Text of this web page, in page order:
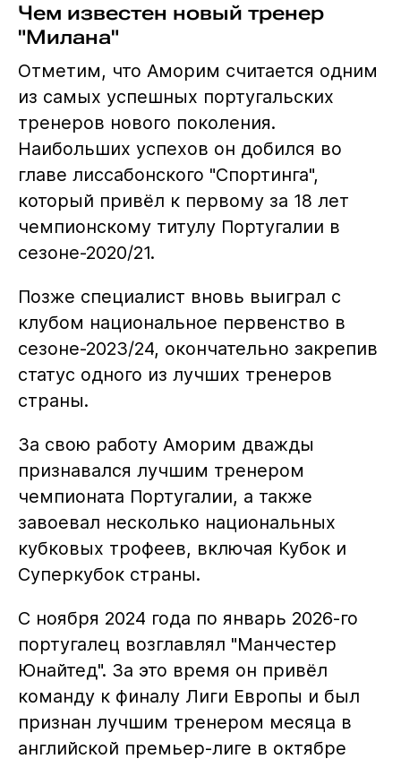
Чем известен новый тренер
"Милана"
Отметим, что Аморим считается одним
из самых успешных португальских
тренеров нового поколения.
Наибольших успехов он добился во
главе лиссабонского "Спортинга",
который привёл к первому за 18 лет
чемпионскому титулу Португалии в
сезоне-2020/21.
Позже специалист вновь выиграл с
клубом национальное первенство в
сезоне-2023/24, окончательно закрепив
статус одного из лучших тренеров
страны.
За свою работу Аморим дважды
признавался лучшим тренером
чемпионата Португалии, а также
завоевал несколько национальных
кубковых трофеев, включая Кубок и
Суперкубок страны.
С ноября 2024 года по январь 2026-го
португалец возглавлял "Манчестер
Юнайтед". За это время он привёл
команду к финалу Лиги Европы и был
признан лучшим тренером месяца в
английской премьер-лиге в октябре